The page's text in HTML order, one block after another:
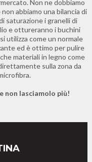
Non ne dobbiamo
abbiamo una bilancia di
saturazione i granelli di
e ottureranno i buchini
utilizza come un normale
ed è ottimo per pulire
materiali in legno come
sulla zona da
non lasciamolo più!